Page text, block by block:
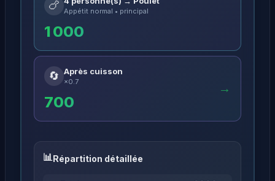
🍗 Appétit normal • principal
1 000
🔄 Après cuisson
×0.7
700
→
Répartition détaillée